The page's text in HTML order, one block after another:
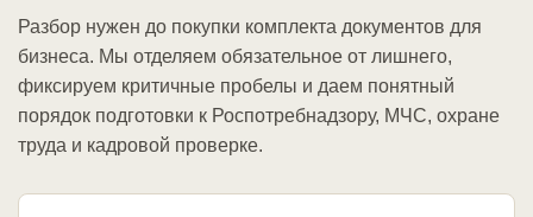
Разбор нужен до покупки комплекта документов для
бизнеса. Мы отделяем обязательное от лишнего,
фиксируем критичные пробелы и даем понятный
порядок подготовки к Роспотребнадзору, МЧС, охране
труда и кадровой проверке.